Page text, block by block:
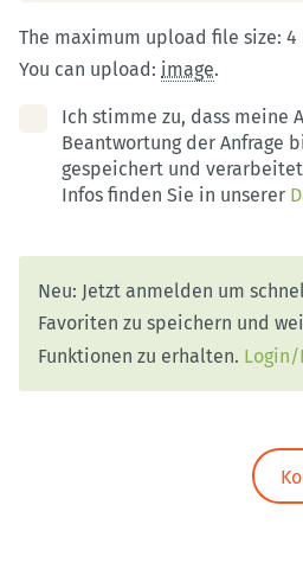
Ich stimme zu, dass meine
Beantwortung der Anfrage
gespeichert und
Infos finden Sie in unserer
The maximum upload file size: 4
You can upload: image.
Neu: Jetzt anmelden um
Favoriten zu speichern und
Funktionen zu erhalten. Login/